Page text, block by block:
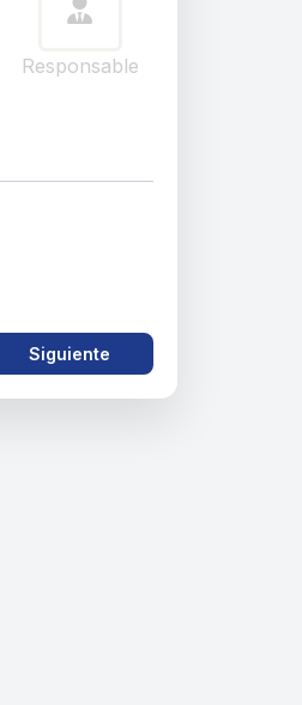
Responsable
Siguiente